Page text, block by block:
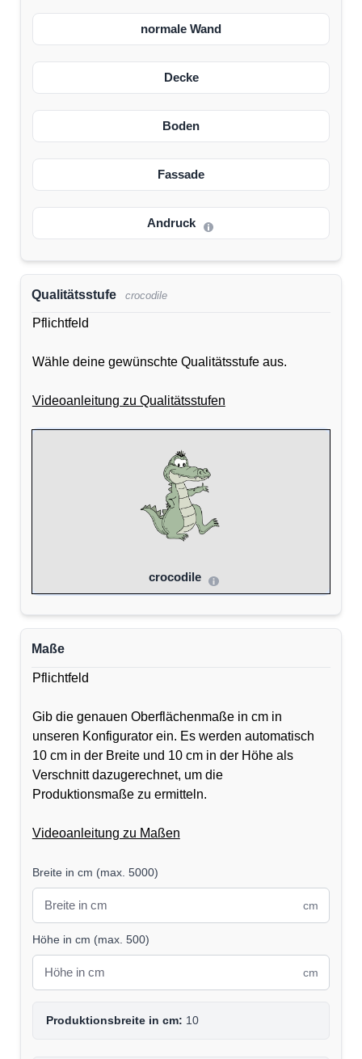
normale Wand
Decke
Boden
Fassade
Andruck
Qualitätsstufe crocodile
Pflichtfeld
Wähle deine gewünschte Qualitätsstufe aus.
Videoanleitung zu Qualitätsstufen
crocodile
Maße
Pflichtfeld
Gib die genauen Oberflächenmaße in cm in
unseren Konfigurator ein. Es werden automatisch
10 cm in der Breite und 10 cm in der Höhe als
Verschnitt dazugerechnet, um die
Produktionsmaße zu ermitteln.
Videoanleitung zu Maßen
Breite in cm (max. 5000)
cm
Höhe in cm (max. 500)
cm
Produktionsbreite in cm: 10